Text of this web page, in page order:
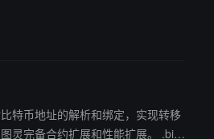
特币地址的解析和绑定，实现转移